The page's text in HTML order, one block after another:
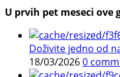
U prvih pet meseci
Doživite jedno od
18/03/20260